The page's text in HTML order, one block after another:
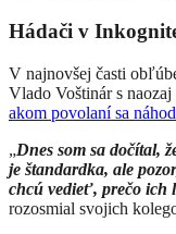
Hádači v
V najnovšej časti
Vlado Voštinár s
akom povolaní sa
„Dnes som sa dočítal,
je štandardka, ale
chcú vedieť, prečo
rozosmial svojich